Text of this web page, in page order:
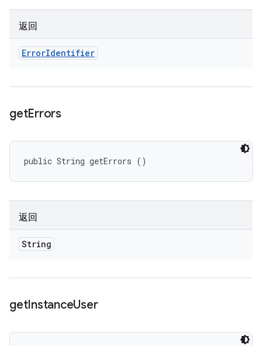
返回
ErrorIdentifier
getErrors
public String getErrors ()
返回
String
getInstanceUser